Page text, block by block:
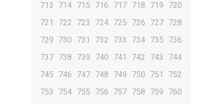
713
714 715 716 717 718 719
720
721
722 723 724 725 726 727 728
729
730 731 732 733 734 735
736
737 738 739 740 741 742 743
744
745
746 747 748 749 750 751
752
753
754 755 756 757 758 759
760